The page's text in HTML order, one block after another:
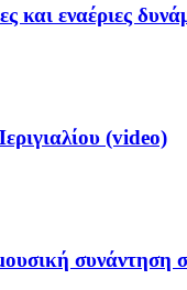
και εναέριες
(video)